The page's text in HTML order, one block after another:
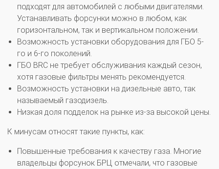
подходят для автомобилей с любыми двигателями.
Устанавливать форсунки можно в любом, как
горизонтальном, так и вертикальном положении.
Возможность установки оборудования для ГБО 5-
го и 6-го поколений.
ГБО BRC не требует обслуживания каждый сезон,
хотя газовые фильтры менять рекомендуется.
Возможность установки на дизельные авто, так
называемый газодизель.
Низкая доля подделок на рынке из-за высокой цены.
К минусам относят такие пункты, как:
Повышенные требования к качеству газа. Многие
владельцы форсунок БРЦ отмечали, что газовые